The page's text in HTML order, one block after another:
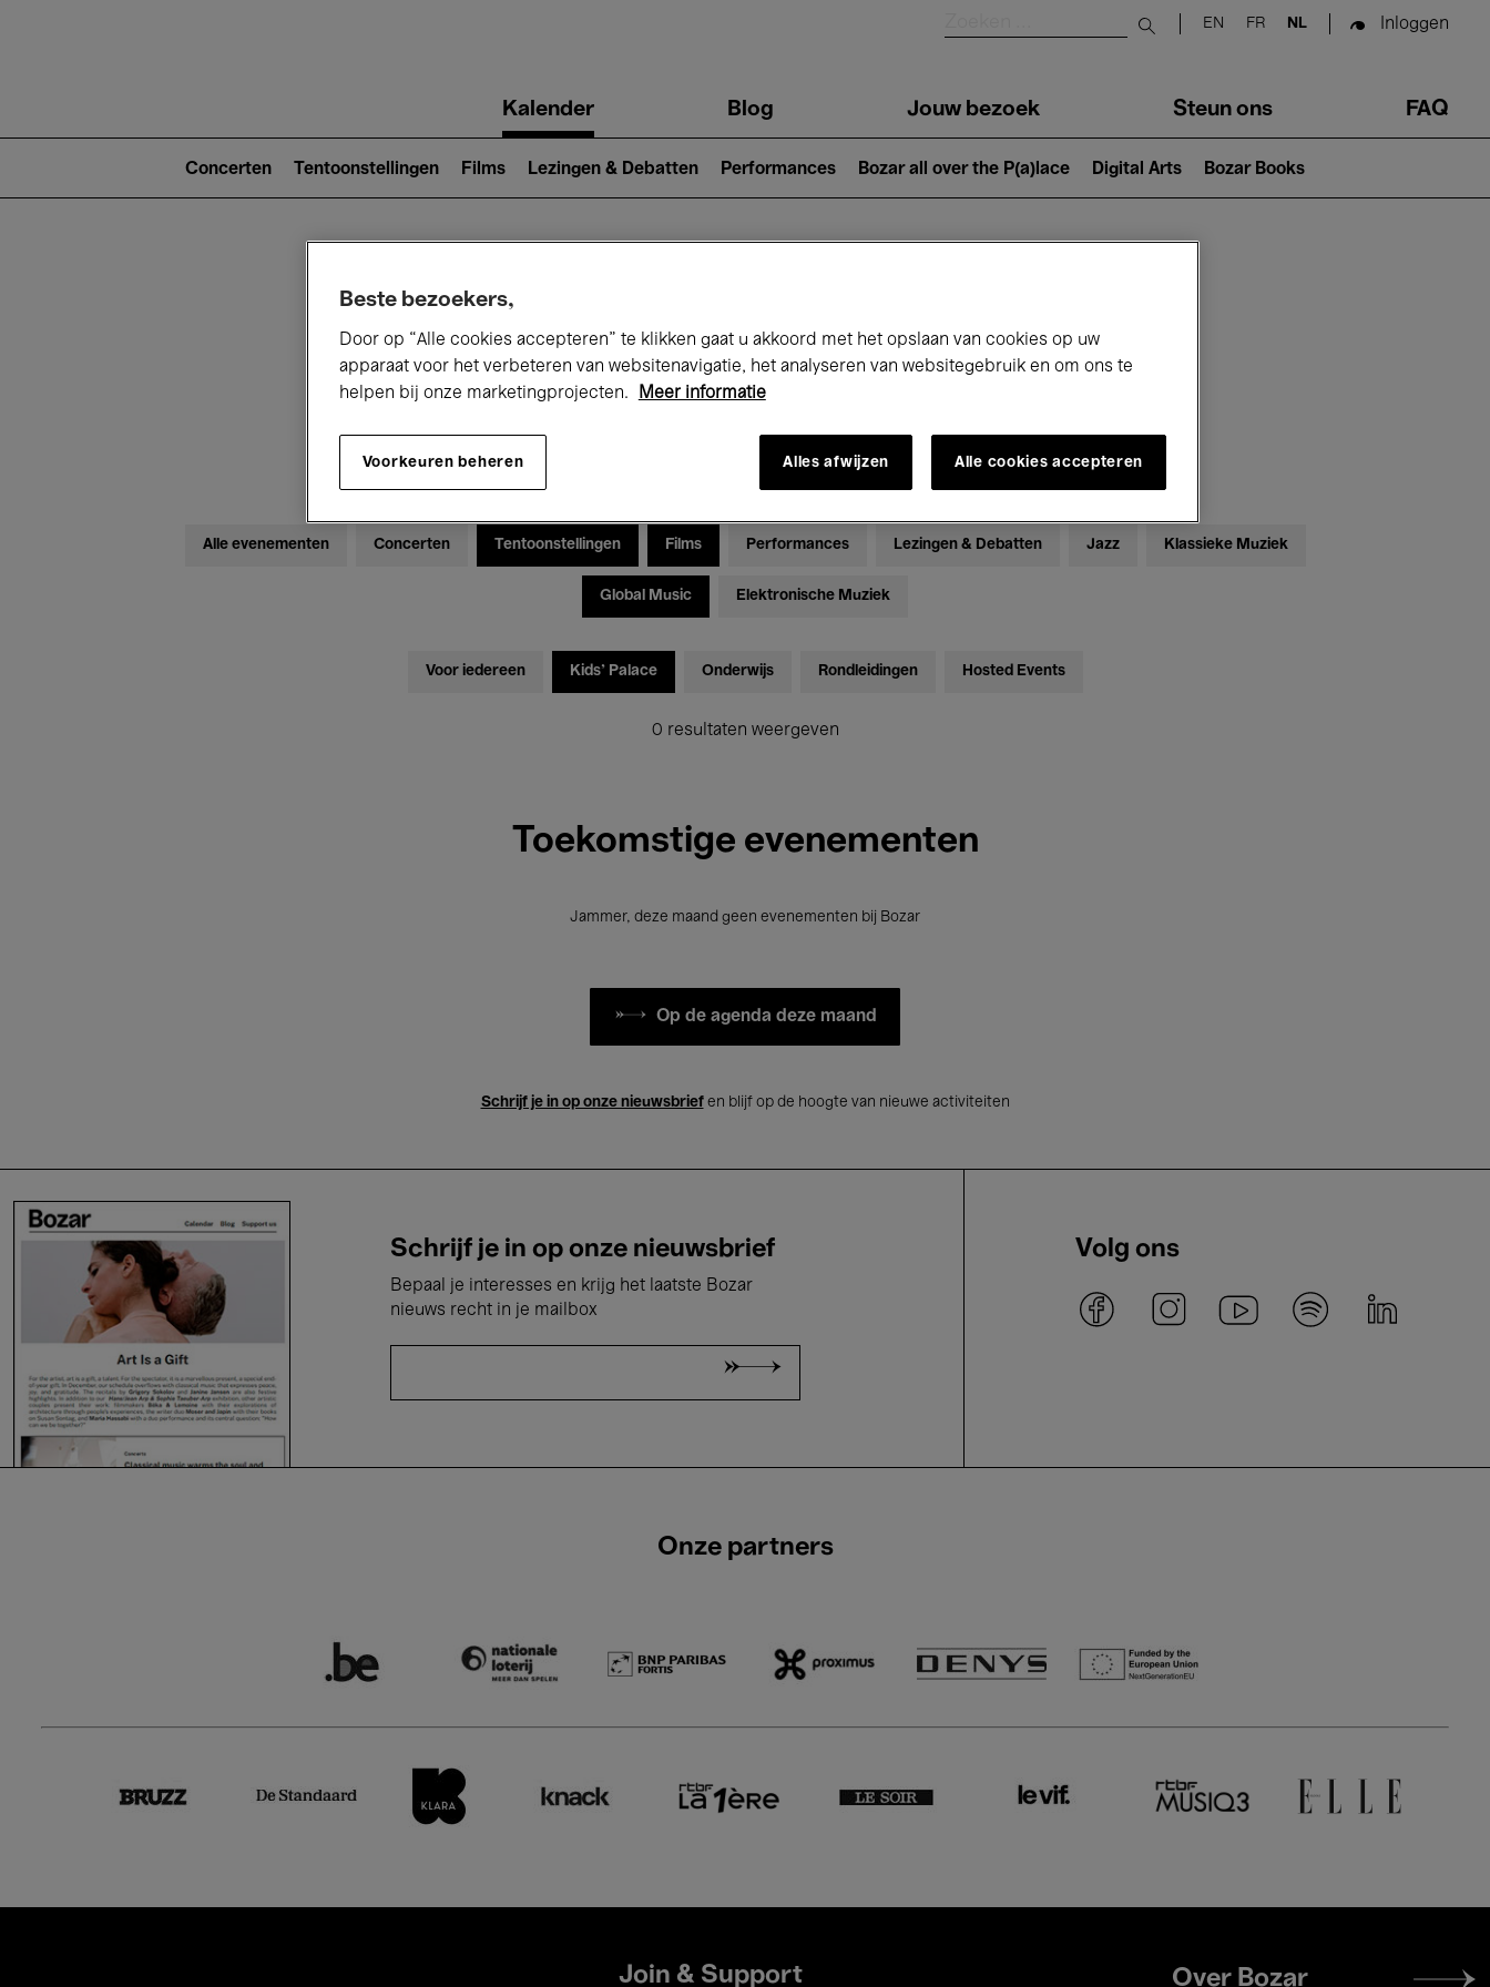
Submit search
EN FR NL Inloggen
navigationKalender Blog Jouw bezoek Steun ons FAQ
2)
Concerten Tentoonstellingen Films Lezingen & Debatten Performances Bozar all over the P(a)lace Digital Arts Bozar Books
Alle evenementen Concerten Tentoonstellingen Films Performances Lezingen & Debatten Jazz Klassieke Muziek
Global Music Elektronische Muziek
Voor iedereen Kids’ Palace Onderwijs Rondleidingen Hosted Events
0 resultaten weergeven
Toekomstige evenementen
Jammer, deze maand geen evenementen bij Bozar
Op de agenda deze maand
Schrijf je in op onze nieuwsbriefen blijf op de hoogte van nieuwe activiteiten
Schrijf je in op onze nieuwsbrief
Bepaal je interesses en krijg het laatste Bozar
nieuws recht in je mailbox
Volg ons
Onze partners
Join & Support
Footer
Over Bozar
Beste bezoekers,
Door op “Alle cookies accepteren” te klikken gaat u akkoord met het opslaan van cookies op uw
apparaat voor het verbeteren van websitenavigatie, het analyseren van websitegebruik en om ons te
helpen bij onze marketingprojecten.
Meer informatie
Voorkeuren beheren Alles afwijzen Alle cookies accepteren